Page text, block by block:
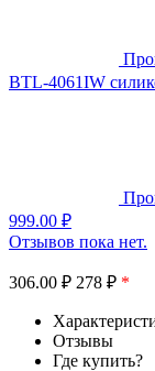
BTL-4061IW
999.00 ₽
Отзывов пока нет.
306.00 ₽ 278 ₽ *
Отзывы
Где купить?